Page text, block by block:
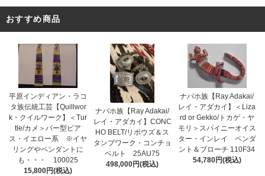
おすすめ商品
平原インディアン・ラコ
タ族伝統工芸【Quillwor
k・クイルワーク】＜Tur
tle/カメ＞バー型ピア
ス・イエロー系 ※イヤ
リングやペンダントに
も・・・ 100025
15,800円(税込)
ナバホ族【Ray Adakai/
レイ・アダカイ】CONC
HO BELT/リポウズ＆ス
タンプワーク・コンチョ
ベルト 25AU75
498,000円(税込)
ナバホ族【Ray Adakai/
レイ・アダカイ】＜Liza
rd or Gekko/トカゲ・ヤ
モリ＞スパイニーオイス
ター・インレイ ペンダ
ント＆ブローチ 110F34
54,780円(税込)